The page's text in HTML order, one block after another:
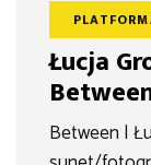
Łucja
Between |